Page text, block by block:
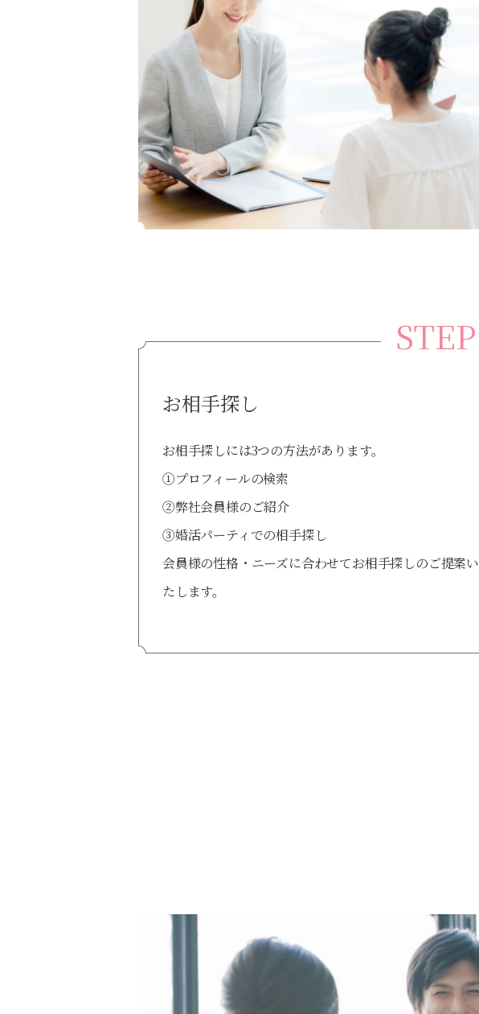
STEP
お相手探し
お相手探しには3つの方法があります。
①プロフィールの検索
②弊社会員様のご紹介
③婚活パーティでの相手探し
会員様の性格・ニーズに合わせてお相手探しのご提案い
たします。